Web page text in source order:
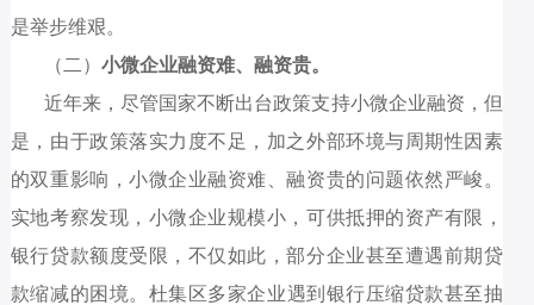
是举步维艰。
（二） 小微企业融资难、融资贵。
近年来， 尽管国家不断出台政策支持小微企业融资，但
是，由于政策落实力度不足，加之外部环境与周期性因素
的双重影响，小微企业融资难、融资贵的问题依然严峻。
实地考察发现 ，小微企业规模小，可供抵押的资产有限，
银行贷款额度受限 ，不仅如此 ，部分企业甚至遭遇前期贷
款缩减的困境。 杜集区多家企业遇到银行压缩贷款甚至抽